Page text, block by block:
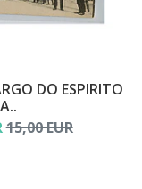
DO ESPIRITO
15,00 EUR